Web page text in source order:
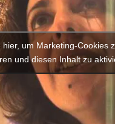
hier, um Marketing-Cookies
und diesen Inhalt zu